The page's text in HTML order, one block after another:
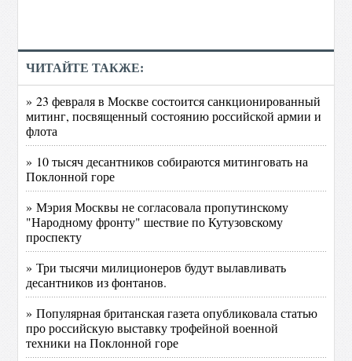
ЧИТАЙТЕ ТАКЖЕ:
» 23 февраля в Москве состоится санкционированный
митинг, посвященный состоянию российской армии и
флота
» 10 тысяч десантников собираются митинговать на
Поклонной горе
» Мэрия Москвы не согласовала пропутинскому
"Народному фронту" шествие по Кутузовскому
проспекту
» Три тысячи милиционеров будут вылавливать
десантников из фонтанов.
» Популярная британская газета опубликовала статью
про российскую выставку трофейной военной
техники на Поклонной горе